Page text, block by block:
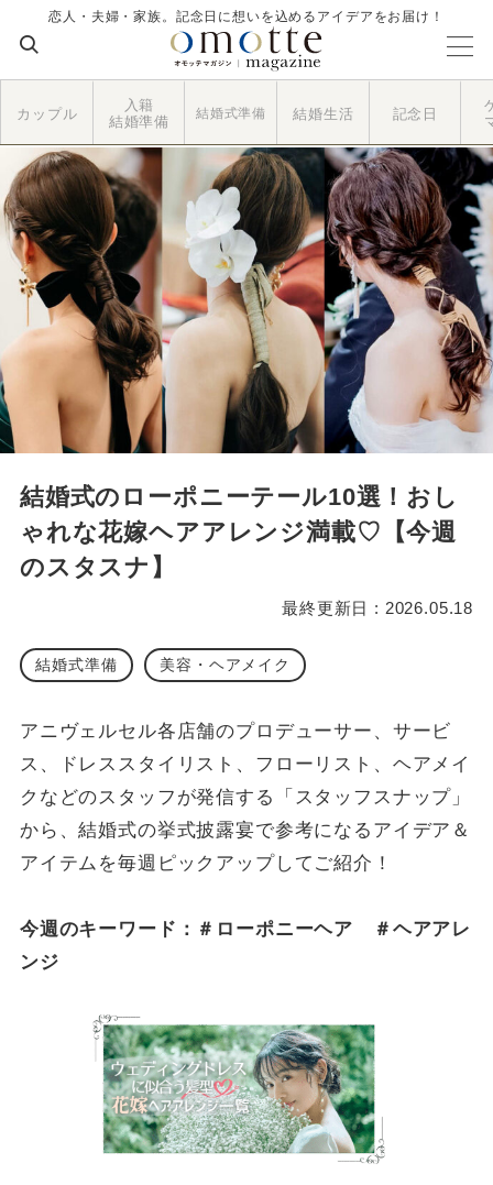
恋人・夫婦・家族。記念日に想いを込めるアイデアをお届け！
カップル
入籍
結婚準備
結婚式準備 結婚生活 記念日
結婚式のローポニーテール10選！おし
ゃれな花嫁ヘアアレンジ満載♡【今週
のスタスナ】
最終更新日 : 2026.05.18
結婚式準備 美容・ヘアメイク
アニヴェルセル各店舗のプロデューサー、サービ
ス、ドレススタイリスト、フローリスト、ヘアメイ
クなどのスタッフが発信する「スタッフスナップ」
から、結婚式の挙式披露宴で参考になるアイデア＆
アイテムを毎週ピックアップしてご紹介！
今週のキーワード：＃ローポニーヘア ＃ヘアアレ
ンジ